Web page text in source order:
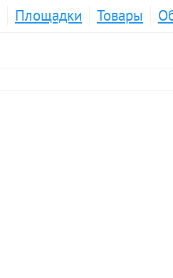
Площадки Товары